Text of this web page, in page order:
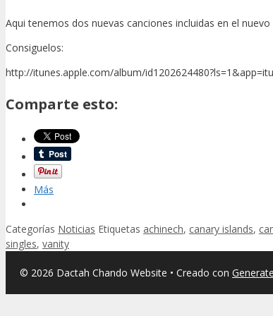
Aqui tenemos dos nuevas canciones incluidas en el
Consiguelos:
http://itunes.apple.com/album/
Comparte esto:
Más
Categorías Noticias Etiquetas achinech, canary islands,
singles, vanity
© 2026 Dactah Chando Website • Creado con